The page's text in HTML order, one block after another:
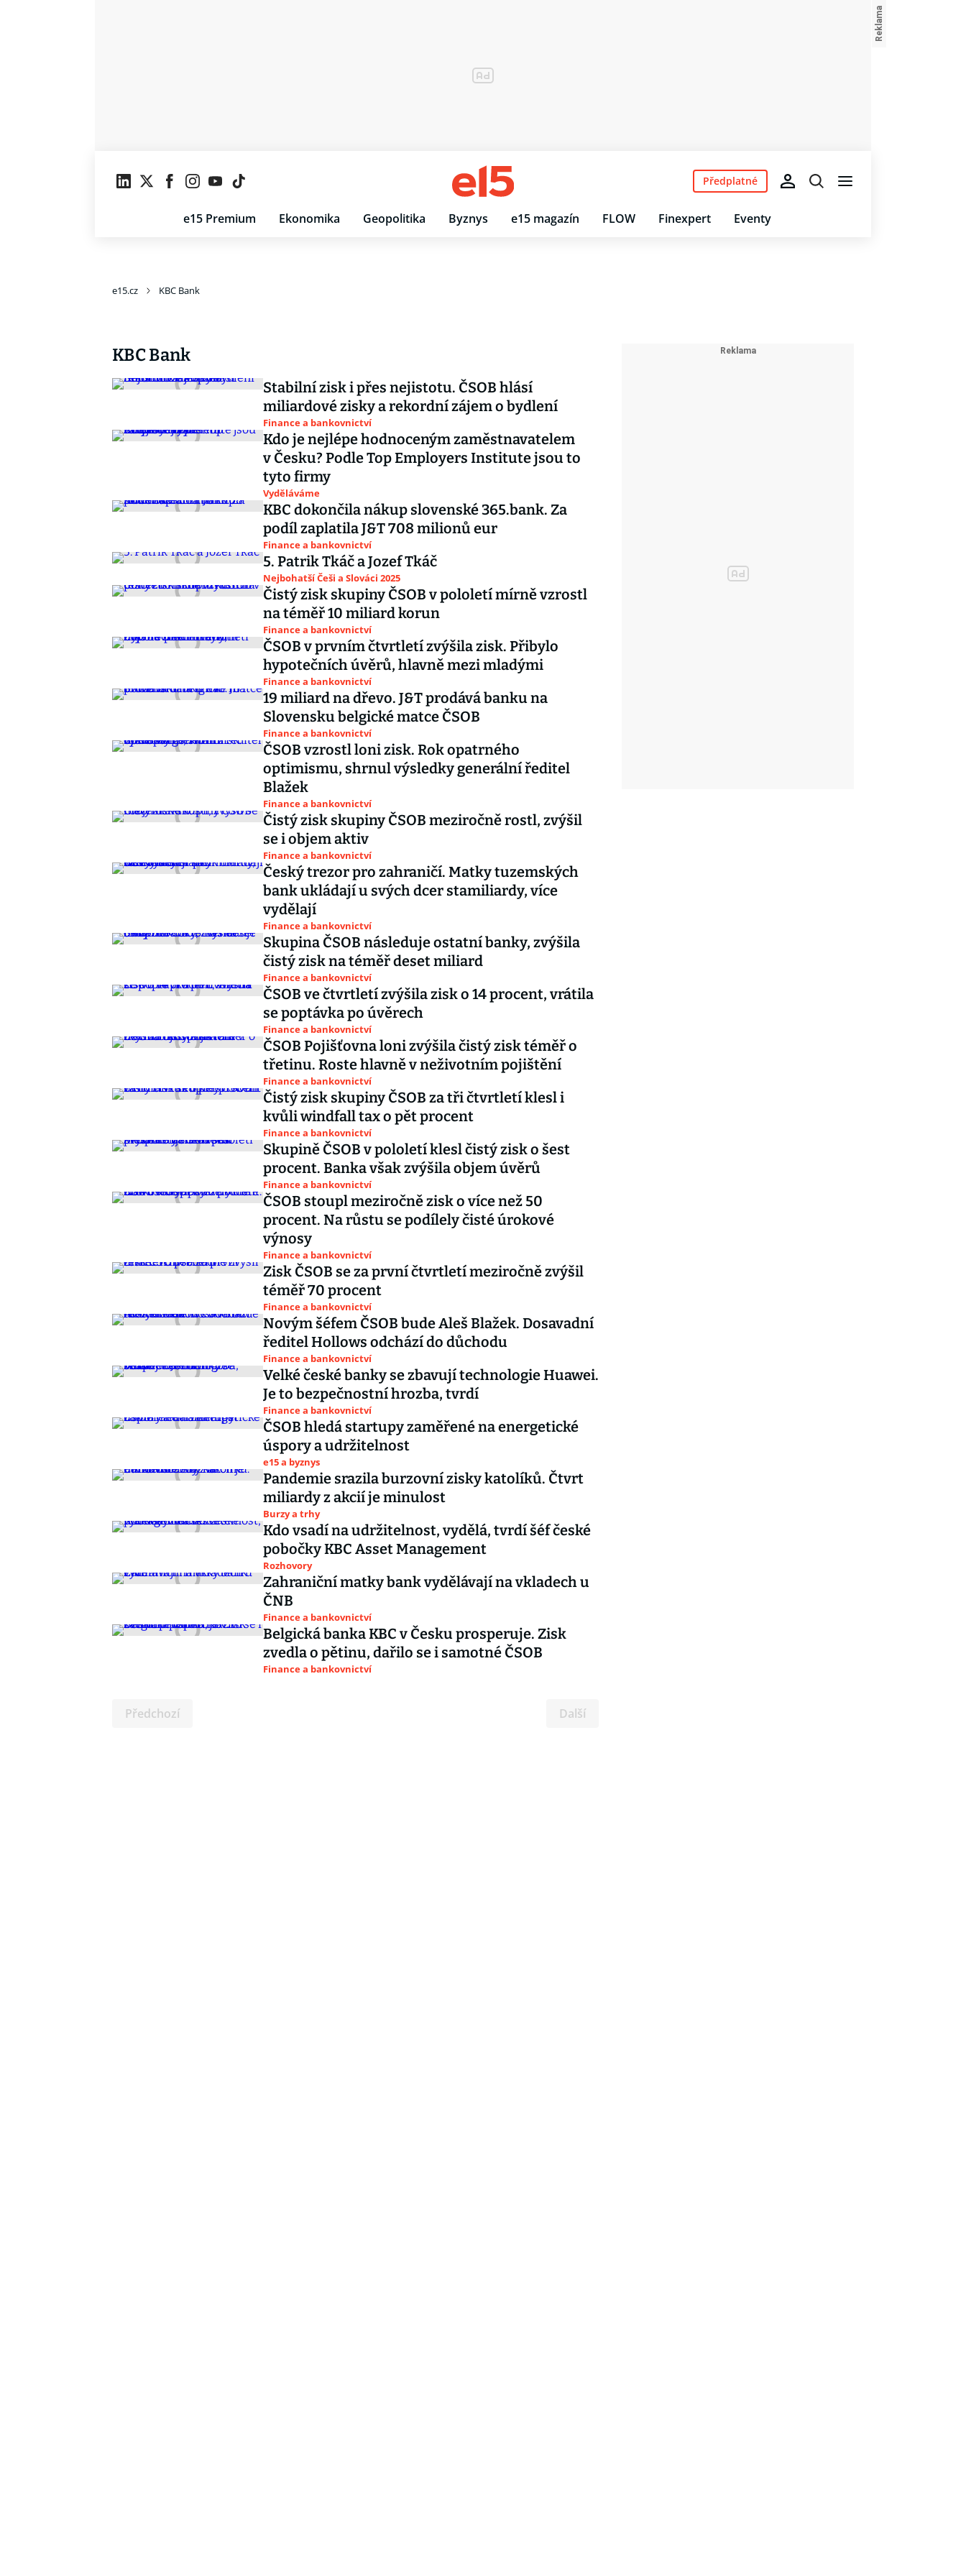
e15 Premium Ekonomika Geopolitika Byznys e15 magazín FLOW Finexpert Eventy
Předplatné
e15.cz KBC Bank
KBC Bank
Stabilní zisk i přes nejistotu. ČSOB hlásí
miliardové zisky a rekordní zájem o bydlení
Finance a bankovnictví
Kdo je nejlépe hodnoceným zaměstnavatelem
v Česku? Podle Top Employers Institute jsou to
tyto firmy
Vyděláváme
KBC dokončila nákup slovenské 365.bank. Za
podíl zaplatila J&T 708 milionů eur
Finance a bankovnictví
5. Patrik Tkáč a Jozef Tkáč
Nejbohatší Češi a Slováci 2025
Čistý zisk skupiny ČSOB v pololetí mírně vzrostl
na téměř 10 miliard korun
Finance a bankovnictví
ČSOB v prvním čtvrtletí zvýšila zisk. Přibylo
hypotečních úvěrů, hlavně mezi mladými
Finance a bankovnictví
19 miliard na dřevo. J&T prodává banku na
Slovensku belgické matce ČSOB
Finance a bankovnictví
ČSOB vzrostl loni zisk. Rok opatrného
optimismu, shrnul výsledky generální ředitel
Blažek
Finance a bankovnictví
Čistý zisk skupiny ČSOB meziročně rostl, zvýšil
se i objem aktiv
Finance a bankovnictví
Český trezor pro zahraničí. Matky tuzemských
bank ukládají u svých dcer stamiliardy, více
vydělají
Finance a bankovnictví
Skupina ČSOB následuje ostatní banky, zvýšila
čistý zisk na téměř deset miliard
Finance a bankovnictví
ČSOB ve čtvrtletí zvýšila zisk o 14 procent, vrátila
se poptávka po úvěrech
Finance a bankovnictví
ČSOB Pojišťovna loni zvýšila čistý zisk téměř o
třetinu. Roste hlavně v neživotním pojištění
Finance a bankovnictví
Čistý zisk skupiny ČSOB za tři čtvrtletí klesl i
kvůli windfall tax o pět procent
Finance a bankovnictví
Skupině ČSOB v pololetí klesl čistý zisk o šest
procent. Banka však zvýšila objem úvěrů
Finance a bankovnictví
ČSOB stoupl meziročně zisk o více než 50
procent. Na růstu se podílely čisté úrokové
výnosy
Finance a bankovnictví
Zisk ČSOB se za první čtvrtletí meziročně zvýšil
téměř 70 procent
Finance a bankovnictví
Novým šéfem ČSOB bude Aleš Blažek. Dosavadní
ředitel Hollows odchází do důchodu
Finance a bankovnictví
Velké české banky se zbavují technologie Huawei.
Je to bezpečnostní hrozba, tvrdí
Finance a bankovnictví
ČSOB hledá startupy zaměřené na energetické
úspory a udržitelnost
e15 a byznys
Pandemie srazila burzovní zisky katolíků. Čtvrt
miliardy z akcií je minulost
Burzy a trhy
Kdo vsadí na udržitelnost, vydělá, tvrdí šéf české
pobočky KBC Asset Management
Rozhovory
Zahraniční matky bank vydělávají na vkladech u
ČNB
Finance a bankovnictví
Belgická banka KBC v Česku prosperuje. Zisk
zvedla o pětinu, dařilo se i samotné ČSOB
Finance a bankovnictví
Předchozí Další